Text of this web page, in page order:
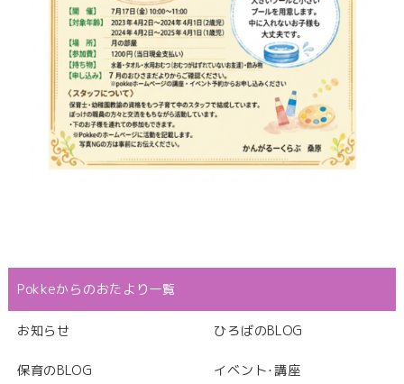
Pokkeからのおたより一覧
お知らせ ひろばのBLOG
保育のBLOG イベント･講座